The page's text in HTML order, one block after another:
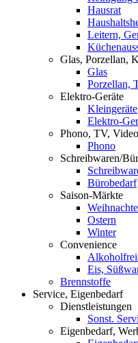
Hausrat
Leitern,
Glas, Porzellan,
Glas
Porzellan,
Elektro-Geräte
Kleingeräte
Elektro-
Phono, TV,
Phono
Schreibwaren/
Bürobedarf
Saison-Märkte
Ostern
Winter
Convenience
Eis,
Brennstoffe
Service, Eigenbedarf
Dienstleistungen
Sonst.
Eigenbedarf,